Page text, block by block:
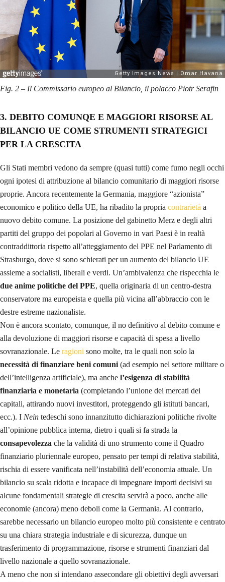
Fig. 2 – Il Commissario europeo al Bilancio, il polacco Piotr Serafin
3. DEBITO COMUNQE E MAGGIORI RISORSE AL
BILANCIO UE COME STRUMENTI STRATEGICI
PER LA CRESCITA
Gli Stati membri vedono da sempre (quasi tutti) come fumo negli occhi
ogni ipotesi di attribuzione al bilancio comunitario di maggiori risorse
proprie. Ancora recentemente la Germania, maggiore “azionista”
economico e politico della UE, ha ribadito la propria contrarietà a
nuovo debito comune. La posizione del gabinetto Merz e degli altri
partiti del gruppo dei popolari al Governo in vari Paesi è in realtà
contraddittoria rispetto all’atteggiamento del PPE nel Parlamento di
Strasburgo, dove si sono schierati per un aumento del bilancio UE
assieme a socialisti, liberali e verdi. Un’ambivalenza che rispecchia le
due anime politiche del PPE, quella originaria di un centro-destra
conservatore ma europeista e quella più vicina all’abbraccio con le
destre estreme nazionaliste.
Non è ancora scontato, comunque, il no definitivo al debito comune e
alla devoluzione di maggiori risorse e capacità di spesa a livello
sovranazionale. Le ragioni sono molte, tra le quali non solo la
necessità di finanziare beni comuni (ad esempio nel settore militare o
dell’intelligenza artificiale), ma anche l’esigenza di stabilità
finanziaria e monetaria (completando l’unione dei mercati dei
capitali, attirando nuovi investitori, proteggendo gli istituti bancari,
ecc.). I Nein tedeschi sono innanzitutto dichiarazioni politiche rivolte
all’opinione pubblica interna, dietro i quali si fa strada la
consapevolezza che la validità di uno strumento come il Quadro
finanziario pluriennale europeo, pensato per tempi di relativa stabilità,
rischia di essere vanificata nell’instabilità dell’economia attuale. Un
bilancio su scala ridotta e incapace di impegnare importi decisivi su
alcune fondamentali strategie di crescita servirà a poco, anche alle
economie (ancora) meno deboli come la Germania. Al contrario,
sarebbe necessario un bilancio europeo molto più consistente e centrato
su una chiara strategia industriale e di sicurezza, dunque un
trasferimento di programmazione, risorse e strumenti finanziari dal
livello nazionale a quello sovranazionale.
A meno che non si intendano assecondare gli obiettivi degli avversari